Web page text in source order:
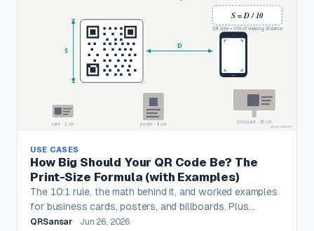
USE CASES
How Big Should Your QR Code Be? The
Print-Size Formula (with Examples)
The 10:1 rule, the math behind it, and worked examples
for business cards, posters, and billboards. Plus
camera resolution and lighting caveats.
QRSansar Jun 26, 2026